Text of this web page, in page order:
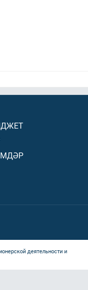
деятельности и